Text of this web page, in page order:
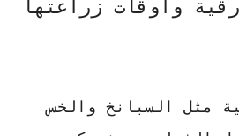
وأوقات زراعتها
مثل
السبانخ والخس